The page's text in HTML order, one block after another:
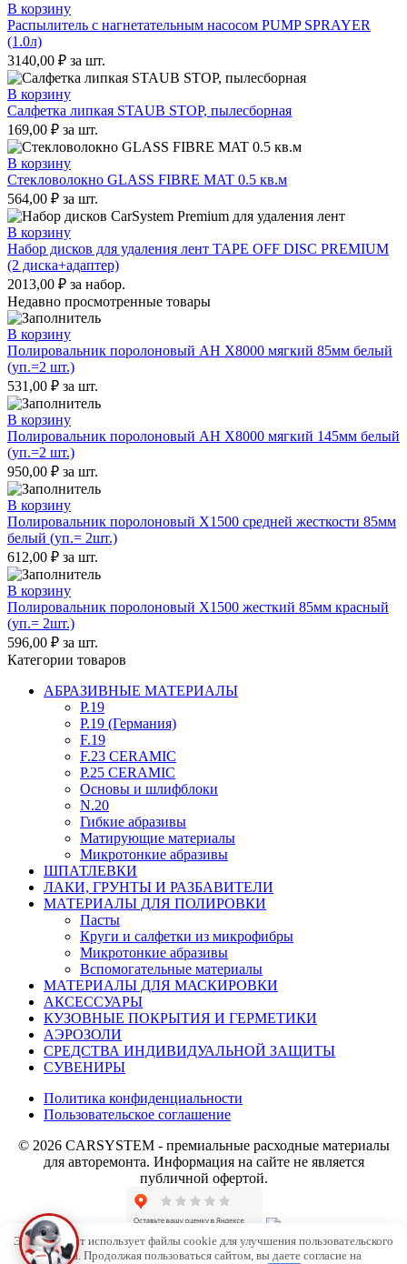
В корзину
Распылитель с нагнетательным насосом PUMP SPRAYER
(1.0л)
3140,00 ₽ за шт.
В корзину
Салфетка липкая STAUB STOP, пылесборная
169,00 ₽ за шт.
В корзину
Стекловолокно GLASS FIBRE MAT 0.5 кв.м
564,00 ₽ за шт.
В корзину
Набор дисков для удаления лент TAPE OFF DISC PREMIUM
(2 диска+адаптер)
2013,00 ₽ за набор.
Недавно просмотренные товары
В корзину
Полировальник поролоновый AH X8000 мягкий 85мм белый
(уп.=2 шт.)
531,00 ₽ за шт.
В корзину
Полировальник поролоновый AH X8000 мягкий 145мм белый
(уп.=2 шт.)
950,00 ₽ за шт.
В корзину
Полировальник поролоновый X1500 средней жесткости 85мм
белый (уп.= 2шт.)
612,00 ₽ за шт.
В корзину
Полировальник поролоновый X1500 жесткий 85мм красный
(уп.= 2шт.)
596,00 ₽ за шт.
Категории товаров
АБРАЗИВНЫЕ МАТЕРИАЛЫ
P.19
P.19 (Германия)
F.19
F.23 CERAMIC
P.25 CERAMIC
Основы и шлифблоки
N.20
Гибкие абразивы
Матирующие материалы
Микротонкие абразивы
ШПАТЛЕВКИ
ЛАКИ, ГРУНТЫ И РАЗБАВИТЕЛИ
МАТЕРИАЛЫ ДЛЯ ПОЛИРОВКИ
Пасты
Круги и салфетки из микрофибры
Микротонкие абразивы
Вспомогательные материалы
МАТЕРИАЛЫ ДЛЯ МАСКИРОВКИ
АКСЕССУАРЫ
КУЗОВНЫЕ ПОКРЫТИЯ И ГЕРМЕТИКИ
АЭРОЗОЛИ
СРЕДСТВА ИНДИВИДУАЛЬНОЙ ЗАЩИТЫ
СУВЕНИРЫ
Политика конфиденциальности
Пользовательское соглашение
© 2026 CARSYSTEM - премиальные расходные материалы
для авторемонта. Информация на сайте не является
публичной офертой.
Этот веб-сайт использует файлы cookie для улучшения пользовательского
опыта. Продолжая пользоваться сайтом, вы даете согласие на